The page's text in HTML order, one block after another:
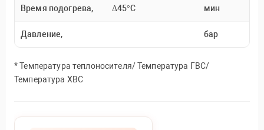
Время подогрева, Δ45°C мин
Давление, бар
* Температура теплоносителя/ Температура ГВС/
Температура ХВС